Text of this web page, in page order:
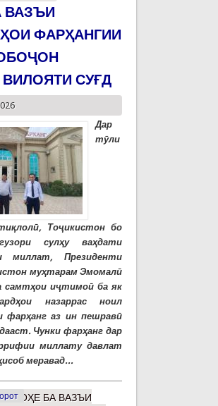
ВАЗЪИ
ФАРҲАНГИИ
СУҒД
Дар
тӯли
Тоҷикистон бо
сулҳу ваҳдати
миллат, Президенти
муҳтарам Эмомалӣ
самтҳои иҷтимоӣ ба як
назаррас ноил
фарҳанг аз ин пешравӣ
Чунки фарҳанг дар
миллату давлат
меравад...
БА ВАЗЪИ